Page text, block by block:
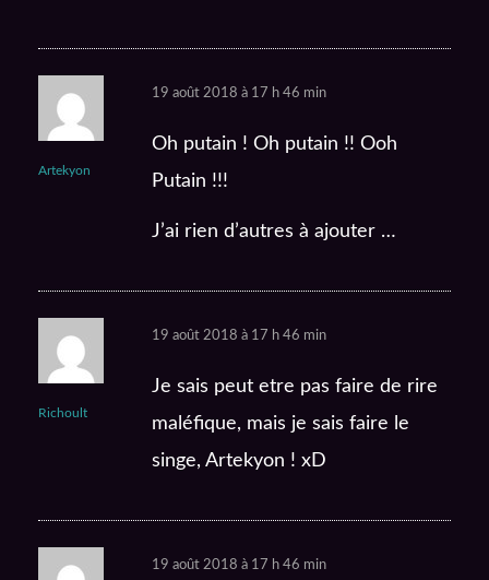
Artekyon
19 août 2018 à 17 h 46 min
Oh putain ! Oh putain !! Ooh
Putain !!!
J’ai rien d’autres à ajouter …
Richoult
19 août 2018 à 17 h 46 min
Je sais peut etre pas faire de rire
maléfique, mais je sais faire le
singe, Artekyon ! xD
19 août 2018 à 17 h 46 min